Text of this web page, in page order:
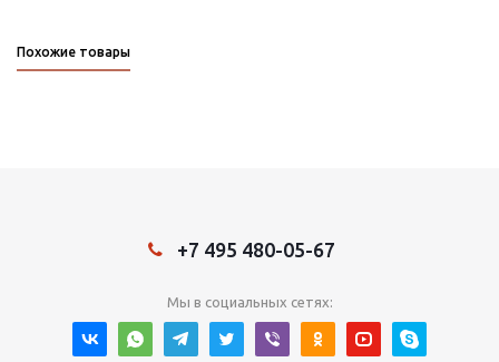
Похожие товары
+7 495 480-05-67
Мы в социальных сетях: